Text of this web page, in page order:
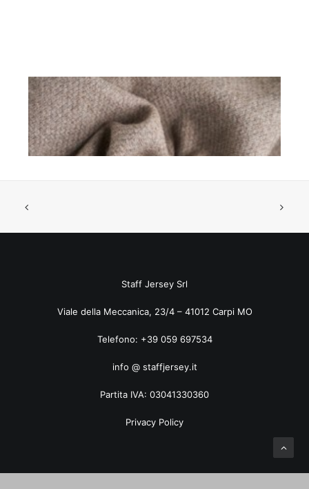
ART. 7648TF UNITO JACQUARD
Staff Jersey Srl
Viale della Meccanica, 23/4 – 41012 Carpi MO
Telefono: +39 059 697534
info @ staffjersey.it
Partita IVA: 03041330360
Privacy Policy